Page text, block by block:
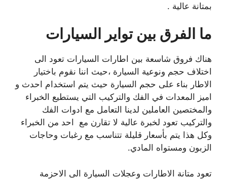
بمتانة عالية .
ما الفرق بين تواير السيارات
هناك فروق شاسعة بين اطارات السيارات تعود الى
اختلاف حجم ونوعية السيارة ،حيث اننا نقوم باختيار
الاطار بناء على حجم السيارة حيث يتم استخدام احدث و
اميز المعدات في الفك والتركيب التي يستطيع الخبراء
والمختصين العاملين لدينا التعامل مع ادوات الفك
والتركيب تعود لخبرة عالية لا تقارن مع احد من الخبراء
وكل هذا يتم بأسعار قليلة تتناسب مع رغبات وحاجات
الزبون ومستواه المادي.
تعود متانة الاطارات وعجلات السيارة الى الاحزمة